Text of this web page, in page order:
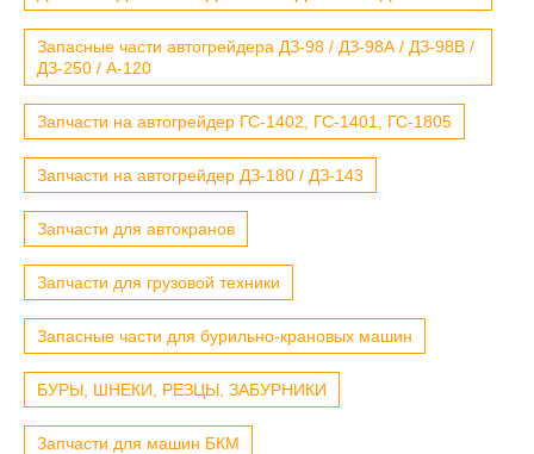
Запасные части автогрейдера ДЗ-98 / ДЗ-98А / ДЗ-98В /
ДЗ-250 / А-120
Запчасти на автогрейдер ГС-1402, ГС-1401, ГС-1805
Запчасти на автогрейдер ДЗ-180 / ДЗ-143
Запчасти для автокранов
Запчасти для грузовой техники
Запасные части для бурильно-крановых машин
БУРЫ, ШНЕКИ, РЕЗЦЫ, ЗАБУРНИКИ
Запчасти для машин БКМ